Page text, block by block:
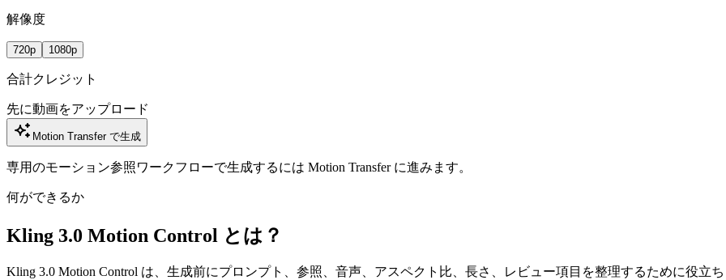
解像度
720p 1080p
合計クレジット
先に動画をアップロード
Motion Transfer で生成
専用のモーション参照ワークフローで生成するには Motion Transfer に進みます。
何ができるか
Kling 3.0 Motion Control とは？
Kling 3.0 Motion Control は、生成前にプロンプト、参照、音声、アスペクト比、長さ、レビュー項目を整理するために役立